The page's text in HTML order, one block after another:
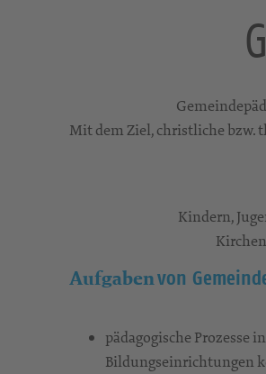
Mit dem Ziel, christliche bzw.
Kindern,
Aufgabenvon
pädagogische Prozesse
Bildungseinrichtungen